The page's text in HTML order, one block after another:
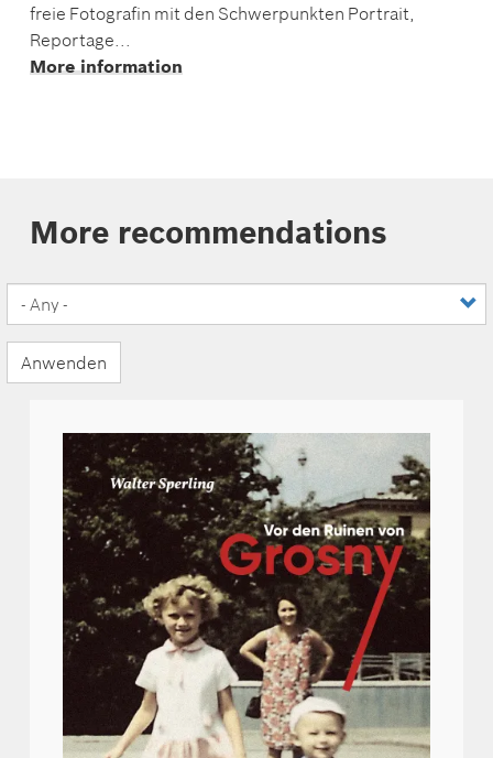
freie Fotografin mit den Schwerpunkten Portrait,
Reportage...
More information
More recommendations
Anwenden